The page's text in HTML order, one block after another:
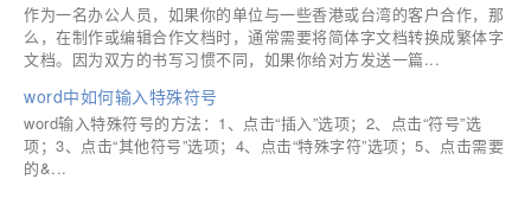
作为一名办公人员，如果你的单位与一些香港或台湾的客户合作，那
么，在制作或编辑合作文档时，通常需要将简体字文档转换成繁体字
文档。因为双方的书写习惯不同，如果你给对方发送一篇...
word中如何输入特殊符号
word输入特殊符号的方法：1、点击“插入”选项；2、点击“符号”选
项；3、点击“其他符号”选项；4、点击“特殊字符”选项；5、点击需要
的&...